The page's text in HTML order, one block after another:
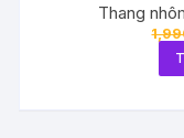
Thang